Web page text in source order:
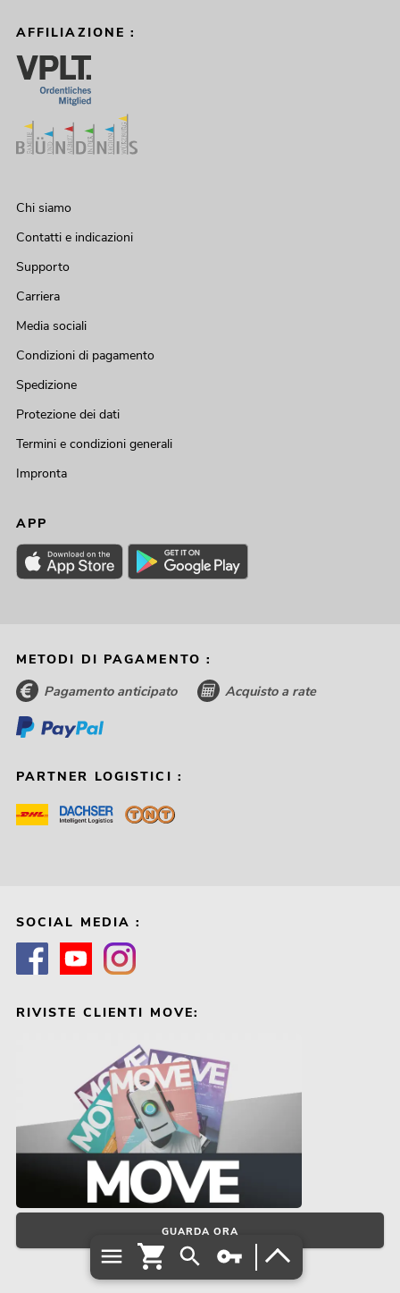
AFFILIAZIONE :
Chi siamo
Contatti e indicazioni
Supporto
Carriera
Media sociali
Condizioni di pagamento
Spedizione
Protezione dei dati
Termini e condizioni generali
Impronta
APP
METODI DI PAGAMENTO :
Pagamento anticipato Acquisto a rate
PARTNER LOGISTICI :
SOCIAL MEDIA :
RIVISTE CLIENTI MOVE:
GUARDA ORA